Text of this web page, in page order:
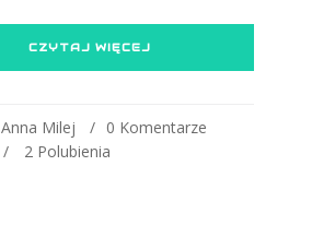
CZYTAJ WIĘCEJ
Anna Milej
0 Komentarze
2 Polubienia